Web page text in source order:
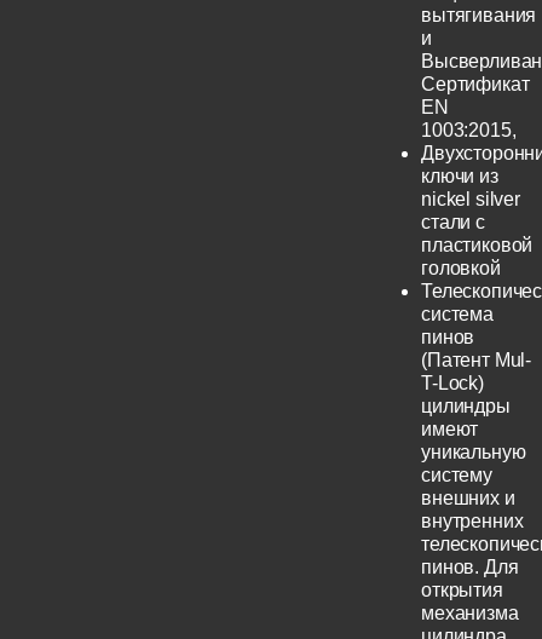
вытягивания
и
Сертификат
EN
1003:2015,
ключи из
nickel silver
стали с
пластиковой
головкой
система
пинов
(Патент Mul-
T-Lock)
цилиндры
имеют
уникальную
систему
внешних и
внутренних
пинов. Для
открытия
механизма